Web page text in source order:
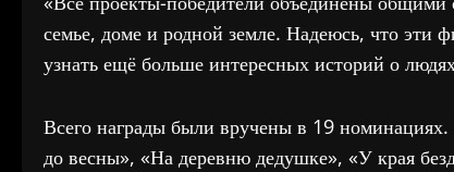
семье, доме и родной земле. Надеюсь, что эти
узнать ещё больше интересных историй о
Всего награды были вручены в 19
до весны», «На деревню дедушке», «У края